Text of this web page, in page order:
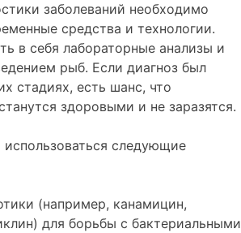
заболеваний необходимо
средства и технологии.
в себя лабораторные анализы и
рыб. Если диагноз был
стадиях, есть шанс, что
здоровыми и не заразятся.
следующие
(например, канамицин,
для борьбы с бактериальными